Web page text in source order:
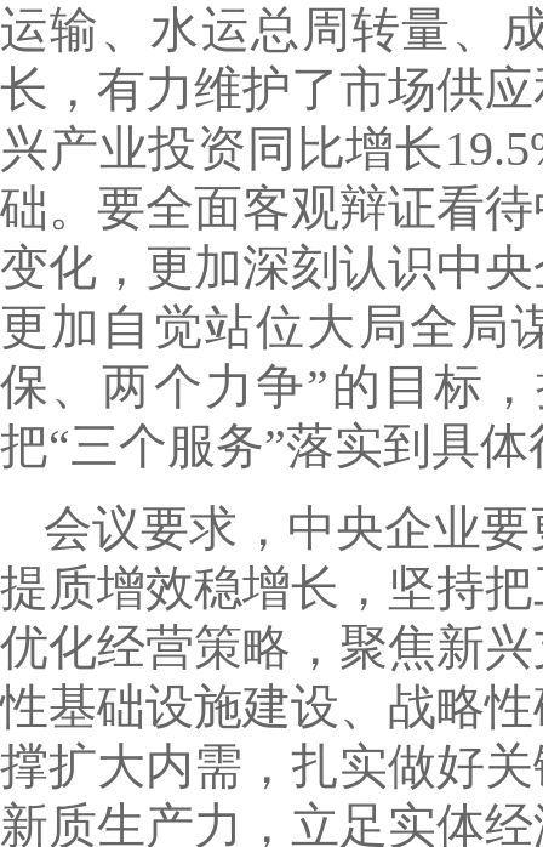
运输、水运总周转量、
长，有力维护了市场供
兴产业投资同比增长
础。要全面客观辩证看
变化，更加深刻认识中
更加自觉站位大局全局
保、两个力争”的目标
把“三个服务”落实到具
会议要求，中央企业
提质增效稳增长，坚持
优化经营策略，聚焦新
性基础设施建设、战略
撑扩大内需，扎实做好
新质生产力，立足实体